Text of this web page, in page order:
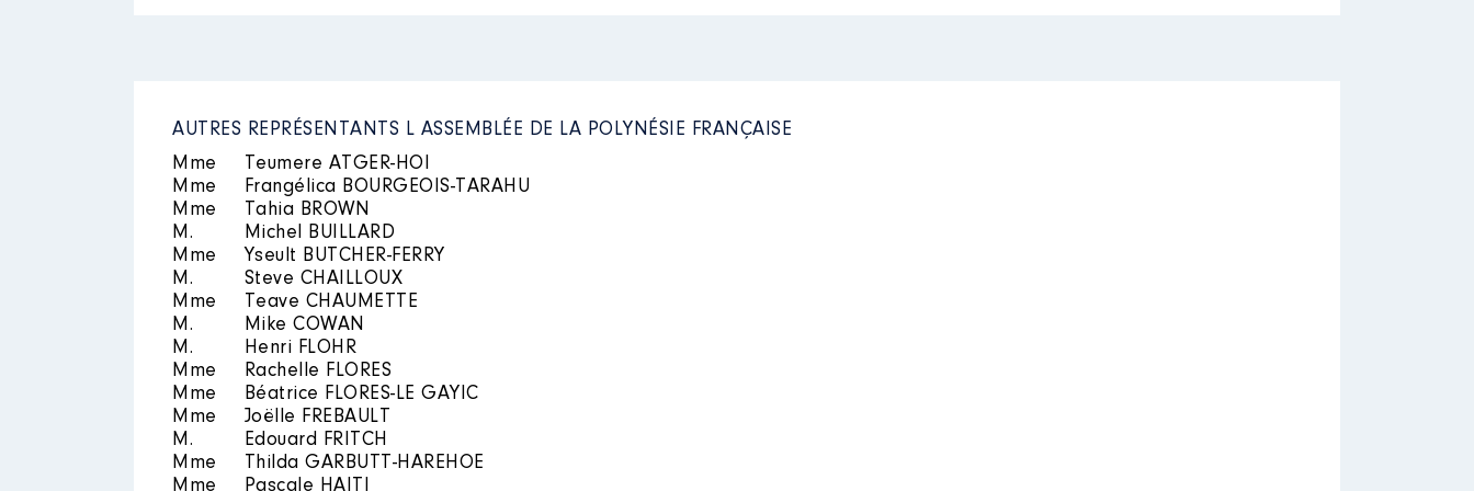
2021
11 369 €
Net
2023
5 781 €
AUTRES REPRÉSENTANTS L ASSEMBLÉE DE LA POLYNÉSIE FRANÇAISE
Mme
Teumere ATGER-HOI
Mme
Frangélica BOURGEOIS-TARAHU
Mme
Tahia BROWN
M.
Michel BUILLARD
Mme
Yseult BUTCHER-FERRY
M.
Steve CHAILLOUX
Mme
Teave CHAUMETTE
M.
Mike COWAN
M.
Henri FLOHR
Mme
Rachelle FLORES
Mme
Béatrice FLORES-LE GAYIC
Mme
Joëlle FREBAULT
M.
Edouard FRITCH
Mme
Thilda GARBUTT-HAREHOE
Mme
Pascale HAITI